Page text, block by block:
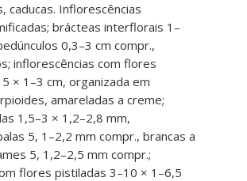
caducas. Inflorescências
brácteas interflorais 1–
0,3–3 cm compr.,
inflorescências com flores
× 1–3 cm, organizada em
amareladas a creme;
1,5–3 × 1,2–2,8 mm,
5, 1–2,2 mm compr., brancas a
5, 1,2–2,5 mm compr.;
flores pistiladas 3–10 × 1–6,5